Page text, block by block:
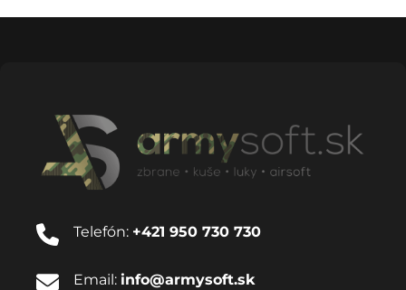
Telefón: +421 950 730 730
Email: info@armysoft.sk